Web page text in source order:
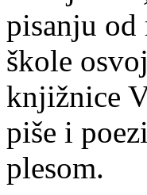
pisanju od
škole
knjižnice
piše i
plesom.